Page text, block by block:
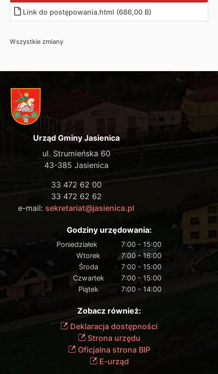
Link do postępowania.html (686,00 B)
Wszystkie zmiany
Urząd Gminy Jasienica
ul. Strumieńska 60
43-385 Jasienica
33 472 62 00
33 472 62 62
e-mail: sekretariat@jasienica.pl
Godziny urzędowania:
Poniedziałek
7:00 - 15:00
Wtorek
7:00 - 16:00
Środa
7:00 - 15:00
Czwartek
7:00 - 15:00
Piątek
7:00 - 14:00
Zobacz również:
Deklaracja dostępności
Strona urzędu
Oficjalna strona BIP
E-urząd